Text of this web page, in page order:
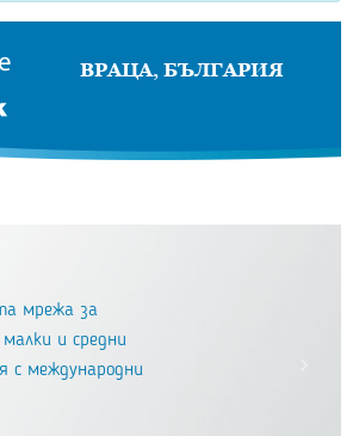
ВРАЦА, БЪЛГАРИЯ
мрежа за
и средни
с международни